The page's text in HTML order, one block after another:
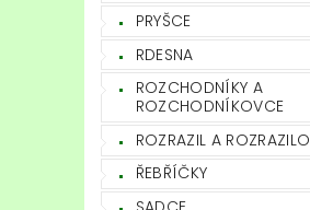
PRYŠCE
RDESNA
ROZCHODNÍKY A
ROZCHODNÍKOVCE
ROZRAZIL A
ŘEBŘÍČKY